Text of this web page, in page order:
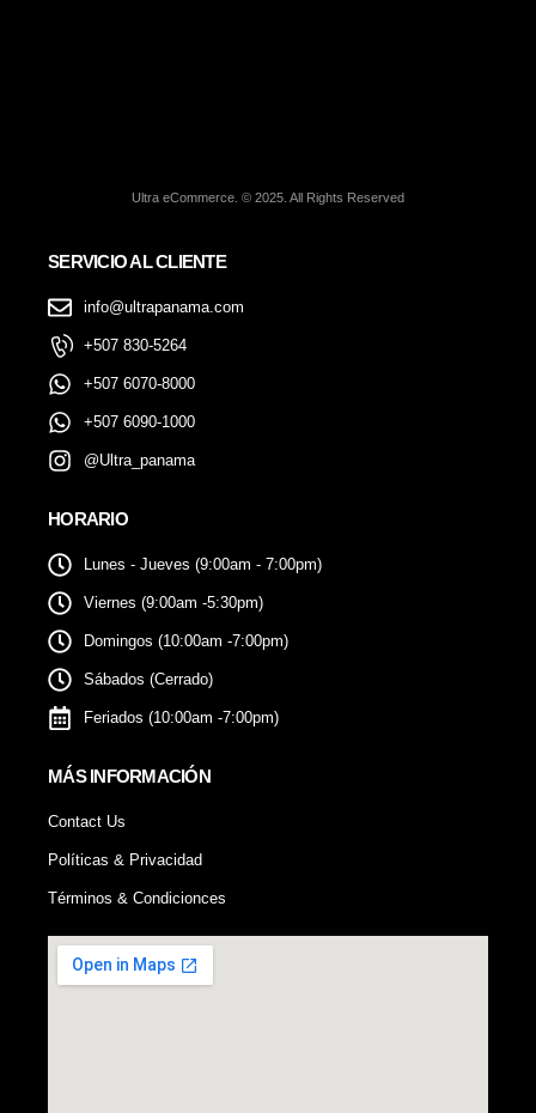
Ultra eCommerce. © 2025. All Rights Reserved
SERVICIO AL CLIENTE
info@ultrapanama.com
+507 830-5264
+507 6070-8000
+507 6090-1000
@Ultra_panama
HORARIO
Lunes - Jueves (9:00am - 7:00pm)
Viernes (9:00am -5:30pm)
Domingos (10:00am -7:00pm)
Sábados (Cerrado)
Feriados (10:00am -7:00pm)
MÁS INFORMACIÓN
Contact Us
Políticas & Privacidad
Términos & Condicionces